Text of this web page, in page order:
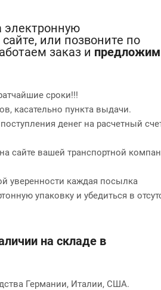
электронную
или позвоните по
заказ и
сроки!!!
касательно пункта выдачи.
денег на расчетный
сайте вашей транспортной
уверенности каждая посылка
упаковку и убедиться в
на складе в
Германии, Италии, США.